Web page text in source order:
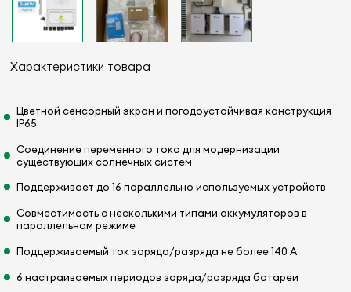
Характеристики товара
Цветной сенсорный экран и погодоустойчивая конструкция
IP65
Соединение переменного тока для модернизации
существующих солнечных систем
Поддерживает до 16 параллельно используемых устройств
Совместимость с несколькими типами аккумуляторов в
параллельном режиме
Поддерживаемый ток заряда/разряда не более 140 А
6 настраиваемых периодов заряда/разряда батареи